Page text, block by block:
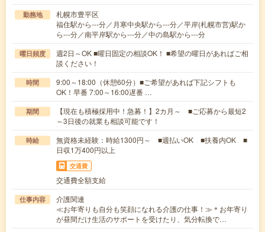
勤務地
札幌市豊平区
福住駅から---分／月寒中央駅から---分／平岸(札幌市営)駅か
ら---分／南平岸駅から---分／中の島駅から---分
曜日頻度
週2日～OK ■曜日固定の相談OK！ ■希望の曜日があればご相
談ください！
時間
9:00～18:00（休憩60分）■ご希望があれば下記シフトも
OK！早番 7:00～16:00遅番 …
期間
【現在も積極採用中！急募！】2カ月～ ■ご応募から最短2
～3日後の就業も相談可能です！
時給
無資格未経験：時給1300円～ ■週払いOK ■扶養内OK ■
日収1万400円以上
交通費
交通費全額支給
仕事内容
介護関連
≪お年寄りも自分も笑顔になれる介護の仕事！≫＊お年寄り
が昼間だけ生活のサポートを受けたり、気分転換で…